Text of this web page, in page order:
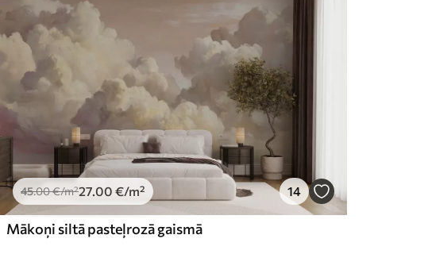
45.00€/m²27.00 €/m² 14
Mākoņi siltā pasteļrozā gaismā